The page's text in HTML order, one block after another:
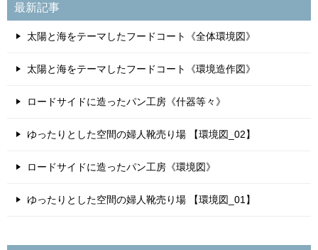
最新記事
太陽と海をテーマしたフードコート《全体環境図》
太陽と海をテーマしたフードコート《環境造作図》
ロードサイドに造ったパン工房《什器等々》
ゆったりとした空間の婦人靴売り場 【環境図_02】
ロードサイドに造ったパン工房《環境図》
ゆったりとした空間の婦人靴売り場 【環境図_01】